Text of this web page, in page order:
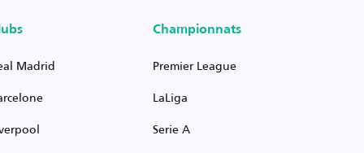
Madrid
Championnats
Premier League
LaLiga
Serie A